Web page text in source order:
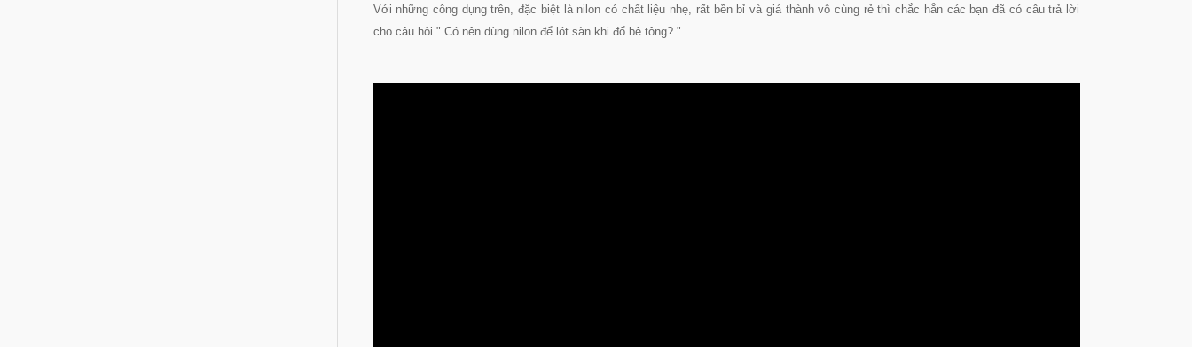
Với những công dụng trên, đặc biệt là nilon có chất liệu nhẹ, rất bền bỉ và giá thành vô cùng rẻ thì chắc hẳn các bạn đã có câu trả lời
cho câu hỏi " Có nên dùng nilon để lót sàn khi đổ bê tông? "